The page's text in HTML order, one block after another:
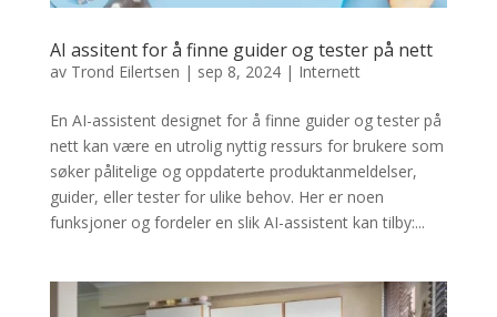
AI assitent for å finne guider og tester på nett
av Trond Eilertsen | sep 8, 2024| Internett
En AI-assistent designet for å finne guider og tester på
nett kan være en utrolig nyttig ressurs for brukere som
søker pålitelige og oppdaterte produktanmeldelser,
guider, eller tester for ulike behov. Her er noen
funksjoner og fordeler en slik AI-assistent kan tilby:...